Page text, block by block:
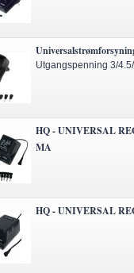
Utgangspenning 3/
HQ - UNIVERSAL
MA
HQ - UNIVERSAL